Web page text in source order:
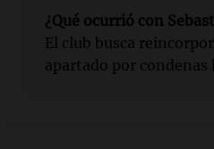
¿Qué ocurrió con
El club busca
apartado por condenas